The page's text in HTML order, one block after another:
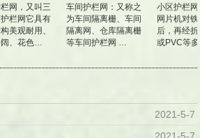
网，又叫三
栏网它具有
美观耐用、
、花色…
车间护栏网：又称之
为车间隔离栅、车间
隔离网、仓库隔离栅
等车间护栏网 …
小区护栏网
网片机对铁
后，再经折
或PVC等
2021-5-7